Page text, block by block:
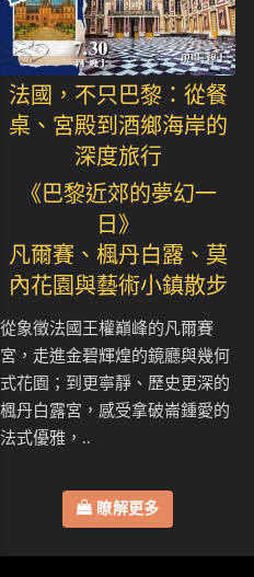
法國，不只巴黎：從餐
桌、宮殿到酒鄉海岸的
深度旅行
《巴黎近郊的夢幻一
日》
凡爾賽、楓丹白露、莫
內花園與藝術小鎮散步
從象徵法國王權巔峰的凡爾賽
宮，走進金碧輝煌的鏡廳與幾何
式花園；到更寧靜、歷史更深的
楓丹白露宮，感受拿破崙鍾愛的
法式優雅，..
瞭解更多